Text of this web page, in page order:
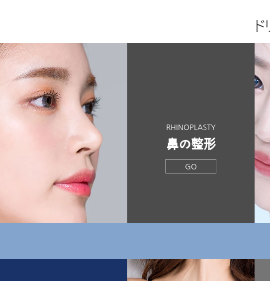
RHINOPLASTY
鼻の整形
GO